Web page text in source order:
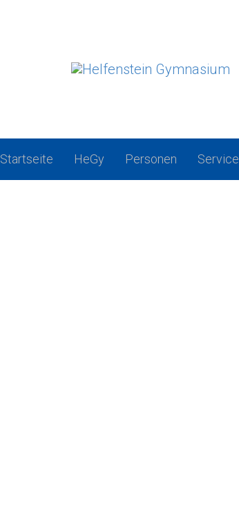
Startseite HeGy Personen Service